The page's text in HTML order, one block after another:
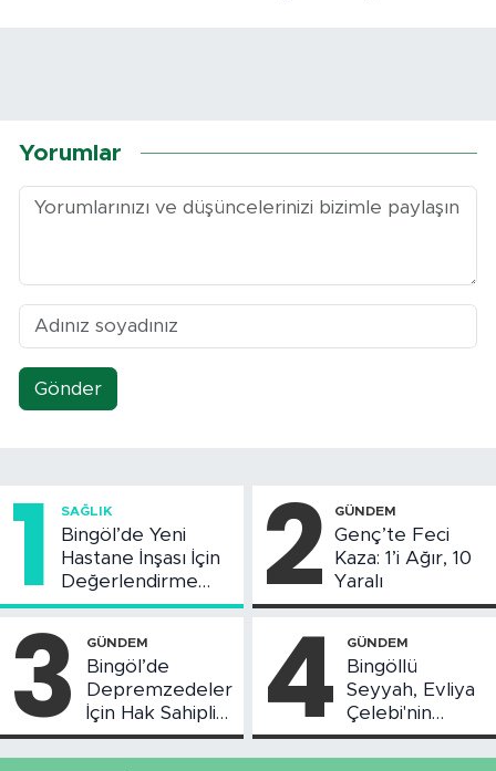
Yorumlar
Gönder
1 SAĞLIK
Bingöl’de Yeni
Hastane İnşası İçin
Değerlendirme
Toplantısı Yapıldı
2 GÜNDEM
Genç’te Feci
Kaza: 1’i Ağır, 10
Yaralı
3 GÜNDEM
Bingöl’de
Depremzedeler
İçin Hak Sahipliği
Askı Süreci
Başladı
4 GÜNDEM
Bingöllü
Seyyah, Evliya
Çelebi'nin
Bahsettiği
Bingöl'deki O